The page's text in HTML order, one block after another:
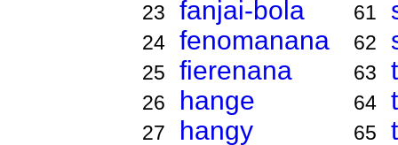
23 fanjai-bola
24 fenomanana
25 fierenana
26 hange
27 hangy
61
62
63
64
65